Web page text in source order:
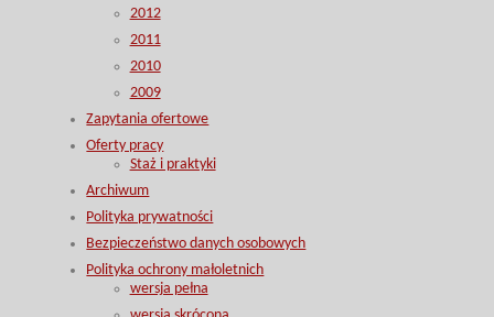
2012
2011
2010
2009
Zapytania ofertowe
Oferty pracy
Staż i praktyki
Archiwum
Polityka prywatności
Bezpieczeństwo danych osobowych
Polityka ochrony małoletnich
wersja pełna